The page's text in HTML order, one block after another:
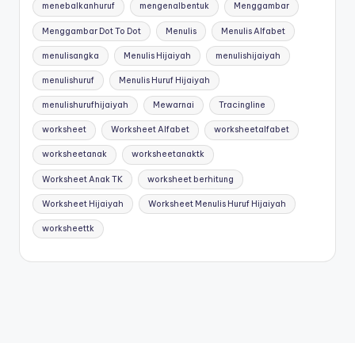
menebalkanhuruf mengenalbentuk Menggambar
Menggambar Dot To Dot Menulis Menulis Alfabet
menulisangka Menulis Hijaiyah menulishijaiyah
menulishuruf Menulis Huruf Hijaiyah
menulishurufhijaiyah Mewarnai Tracingline
worksheet Worksheet Alfabet worksheetalfabet
worksheetanak worksheetanaktk
Worksheet Anak TK worksheet berhitung
Worksheet Hijaiyah Worksheet Menulis Huruf Hijaiyah
worksheettk